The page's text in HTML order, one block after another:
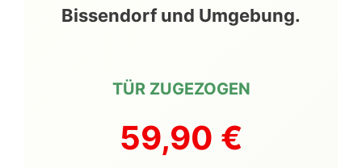
Bissendorf und Umgebung.
TÜR ZUGEZOGEN
59,90 €